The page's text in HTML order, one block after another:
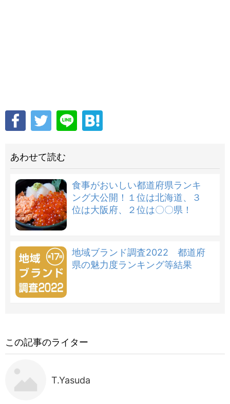
あわせて読む
食事がおいしい都道府県ランキ
ング大公開！１位は北海道、３
位は大阪府、２位は〇〇県！
地域ブランド調査2022 都道府
県の魅力度ランキング等結果
この記事のライター
T.Yasuda